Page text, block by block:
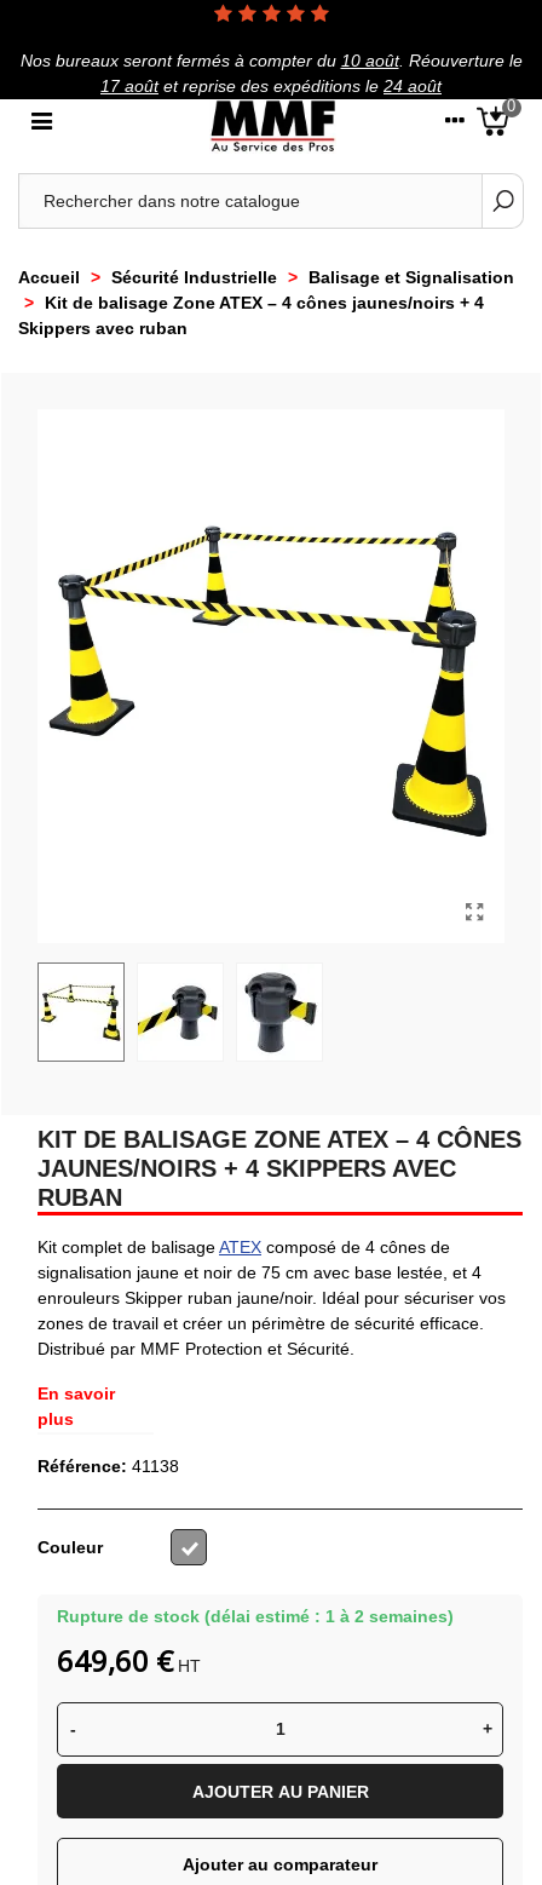
Nos bureaux seront fermés à compter du 10 août. Réouverture le
17 aoûtet reprise des expéditions le 24 août
0
Accueil > Sécurité Industrielle >
Balisage et Signalisation
>
Kit de balisage Zone ATEX – 4 cônes jaunes/noirs + 4
Skippers avec ruban
KIT DE BALISAGE ZONE ATEX – 4 CÔNES
JAUNES/NOIRS + 4 SKIPPERS AVEC
RUBAN
Kit complet de balisageATEX composé de 4 cônes de
signalisation jaune et noir de 75 cm avec base lestée, et 4
enrouleurs Skipper ruban jaune/noir. Idéal pour sécuriser vos
zones de travail et créer un périmètre de sécurité efficace.
Distribué par MMF Protection et Sécurité.
En savoir
plus
Référence: 41138
Couleur
Rupture de stock (délai estimé : 1 à 2 semaines)
- +
AJOUTER AU PANIER
Ajouter au comparateur
649,60 € HT